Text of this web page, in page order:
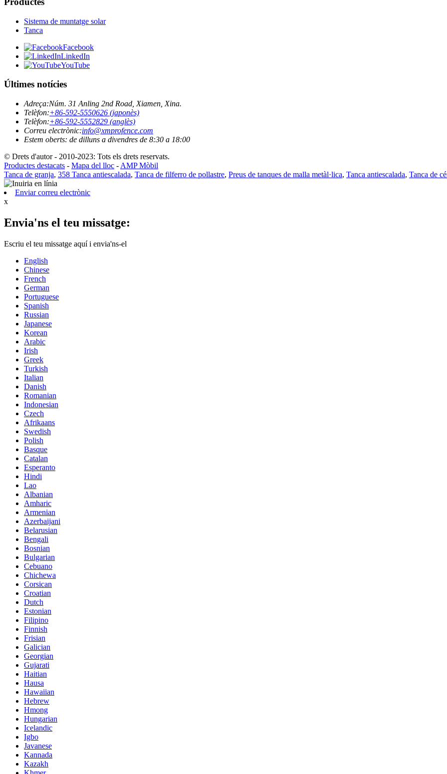
Sistema de muntatge solar
Tanca
Facebook
LinkedIn
YouTube
Últimes notícies
Adreça:Núm. 31 Anling 2nd Road, Xiamen, Xina.
Telèfon:+86-592-5550626 (japonès)
Telèfon:+86-592-5552829 (anglès)
Correu electrònic:info@xmprofence.com
Estem oberts: de dilluns a divendres de 8:30 a 18:00
© Drets d'autor - 2010-2023: Tots els drets reservats.
Productes destacats - Mapa del lloc - AMP Mòbil
Tanca de granja, 358 Tanca antiescalada, Tanca de filferro de pollastre, Preus de tanques de malla metàl·lica, Tanca antiescalada, Tanca de
Enviar correu electrònic
x
Envia'ns el teu missatge:
Escriu el teu missatge aquí i envia'ns-el
English
Chinese
French
German
Portuguese
Spanish
Russian
Japanese
Korean
Arabic
Irish
Greek
Turkish
Italian
Danish
Romanian
Indonesian
Czech
Afrikaans
Swedish
Polish
Basque
Catalan
Esperanto
Hindi
Lao
Albanian
Amharic
Armenian
Azerbaijani
Belarusian
Bengali
Bosnian
Bulgarian
Cebuano
Chichewa
Corsican
Croatian
Dutch
Estonian
Filipino
Finnish
Frisian
Galician
Georgian
Gujarati
Haitian
Hausa
Hawaiian
Hebrew
Hmong
Hungarian
Icelandic
Igbo
Javanese
Kannada
Kazakh